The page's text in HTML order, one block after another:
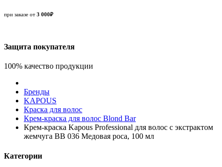
при заказе от 3 000₽
Защита покупателя
100% качество продукции
Бренды
KAPOUS
Краска для волос
Крем-краска для волос Blond Bar
Крем-краска Kapous Professional для волос с экстрактом
жемчуга BB 036 Медовая роса, 100 мл
Категории